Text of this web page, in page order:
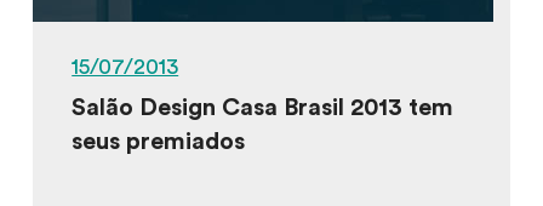
15/07/2013
Salão Design Casa Brasil 2013 tem
seus premiados